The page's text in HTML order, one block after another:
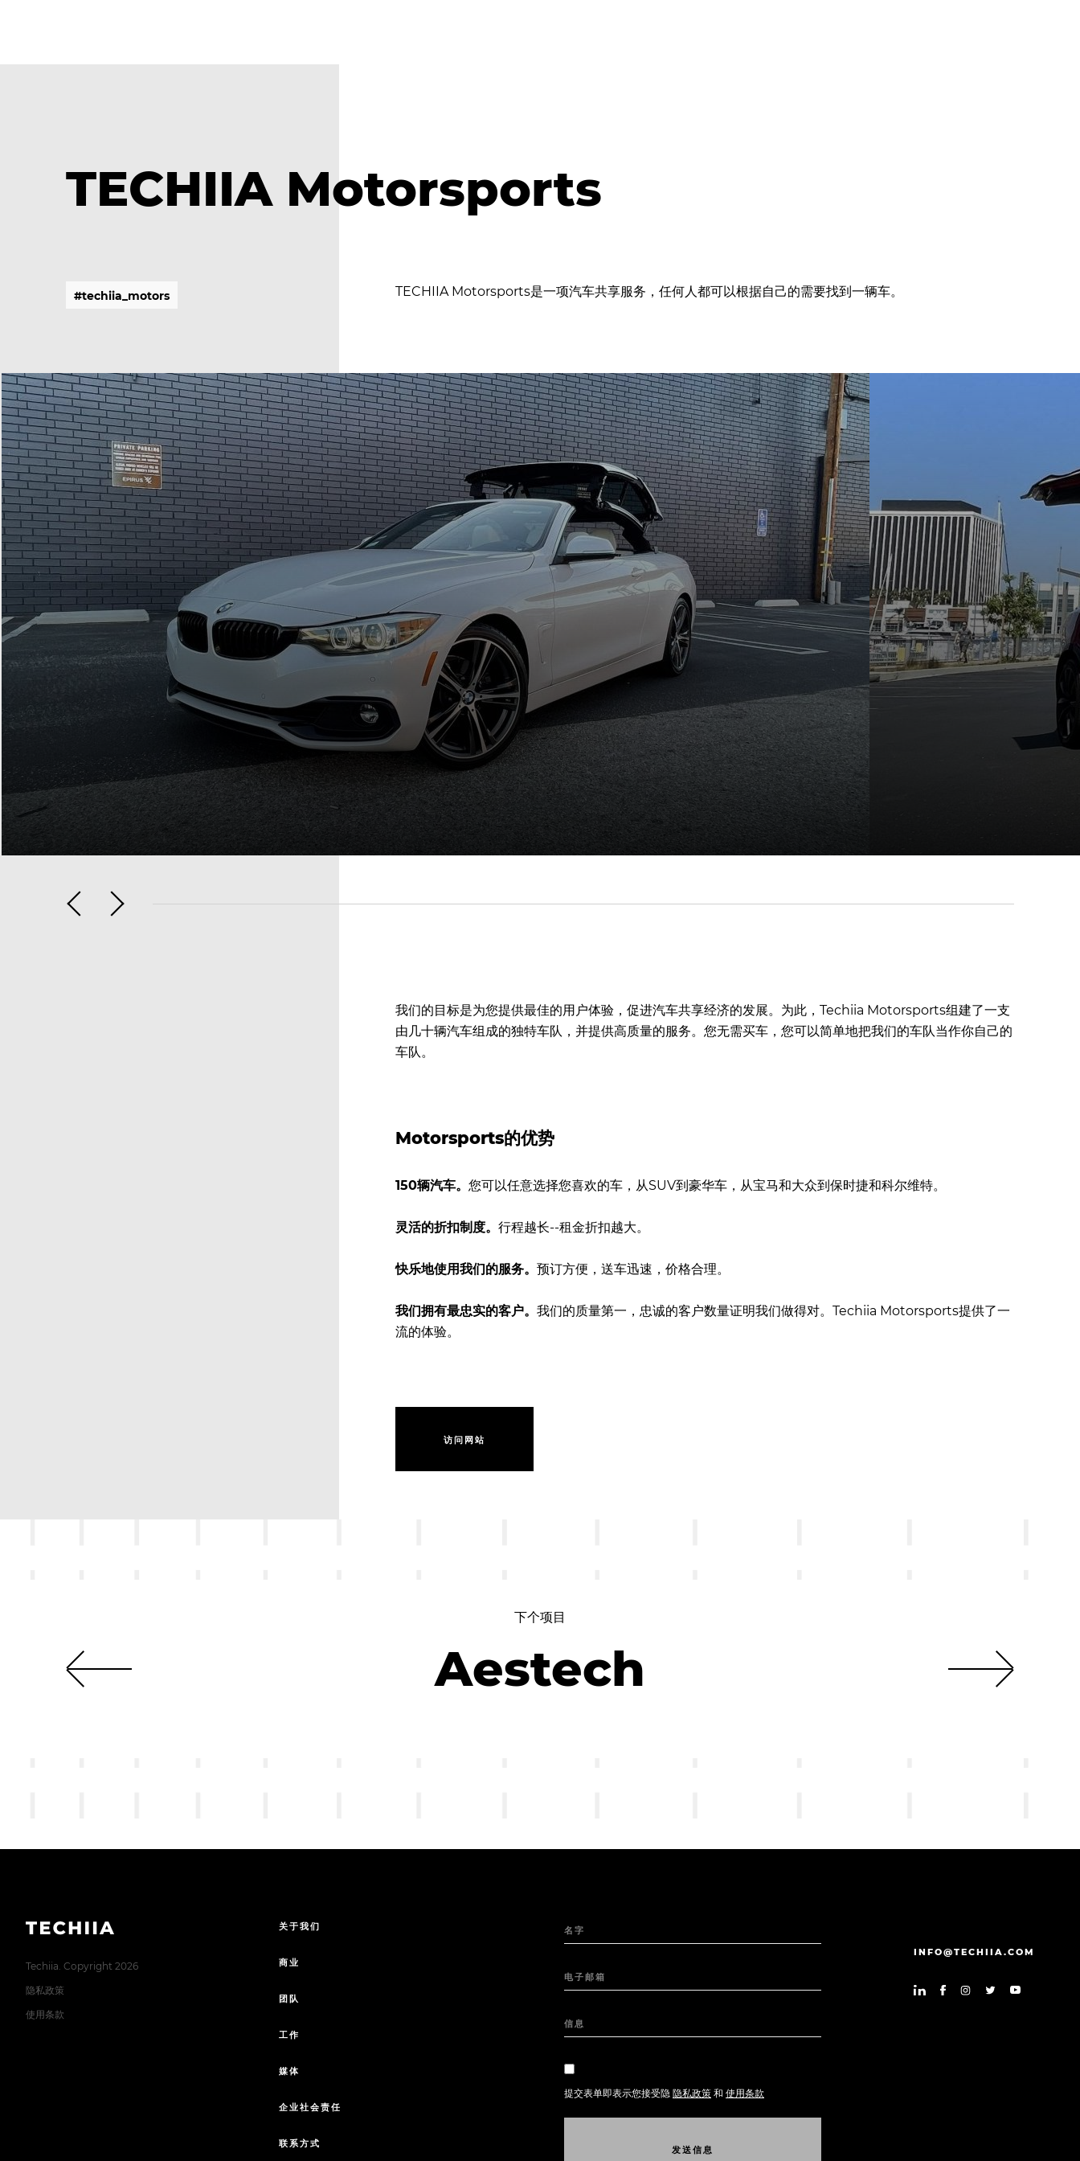
TECHIIA Motorsports
#techiia_motors
TECHIIA Motorsports是一项汽车共享服务，任何人都可以根据自己的需要找到一辆车。
我们的目标是为您提供最佳的用户体验，促进汽车共享经济的发展。为此，Techiia Motorsports组建了一支
由几十辆汽车组成的独特车队，并提供高质量的服务。您无需买车，您可以简单地把我们的车队当作你自己的
车队。
Motorsports的优势
150辆汽车。 您可以任意选择您喜欢的车，从SUV到豪华车，从宝马和大众到保时捷和科尔维特。
灵活的折扣制度。 行程越长--租金折扣越大。
快乐地使用我们的服务。 预订方便，送车迅速，价格合理。
我们拥有最忠实的客户。 我们的质量第一，忠诚的客户数量证明我们做得对。Techiia Motorsports提供了一
流的体验。
访问 网 站
下个项目
Aestech
Techiia. Copyright 2026
隐私政策
使用条款
关于我们
商业
团队
工作
媒体
企业社会责任
联系方式
名字
电子邮箱
信息
提交表单即表示您接受隐 隐私政策 和 使用条款
发送信息
INFO@TECHIIA.COM